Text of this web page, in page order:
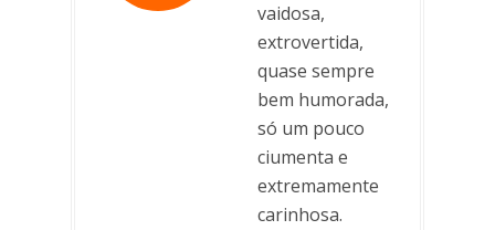
vaidosa,
extrovertida,
quase sempre
bem humorada,
só um pouco
ciumenta e
extremamente
carinhosa.